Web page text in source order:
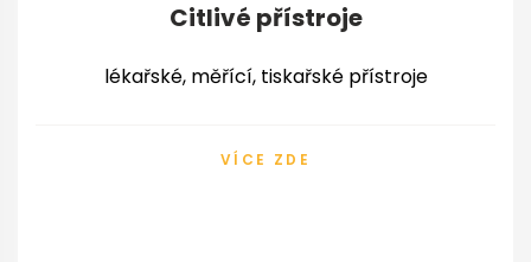
Citlivé přístroje
lékařské, měřící, tiskařské přístroje
VÍCE ZDE